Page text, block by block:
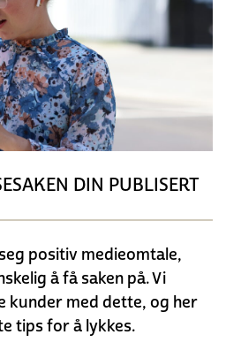
DIN PUBLISERT
positiv medieomtale,
å få saken på. Vi
kunder med dette, og her
tips for å lykkes.